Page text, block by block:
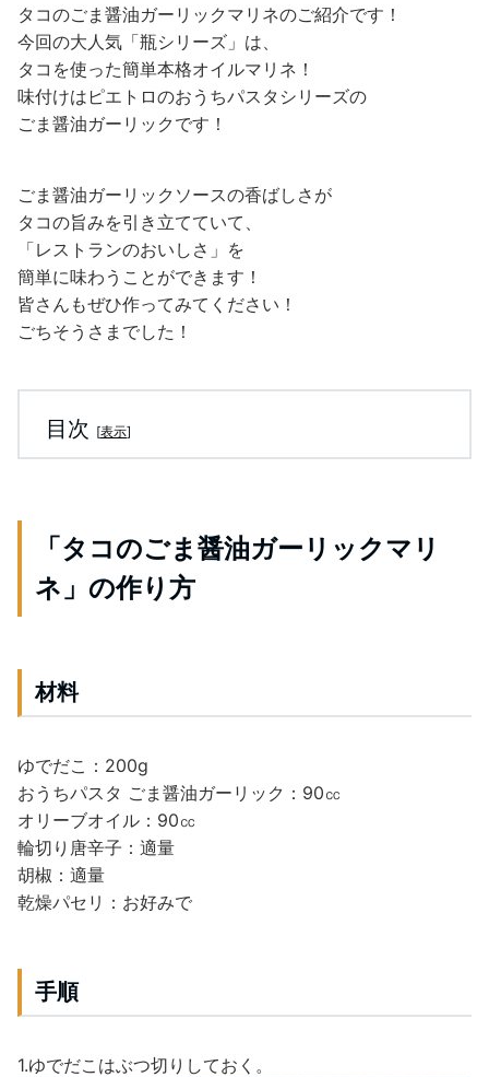
タコのごま醤油ガーリックマリネのご紹介です！
今回の大人気「瓶シリーズ」は、
タコを使った簡単本格オイルマリネ！
味付けはピエトロのおうちパスタシリーズの
ごま醤油ガーリックです！
ごま醤油ガーリックソースの香ばしさが
タコの旨みを引き立てていて、
「レストランのおいしさ」を
簡単に味わうことができます！
皆さんもぜひ作ってみてください！
ごちそうさまでした！
目次 [表示]
「タコのごま醤油ガーリックマリ
ネ」の作り方
材料
ゆでだこ：200g
おうちパスタ ごま醤油ガーリック：90㏄
オリーブオイル：90㏄
輪切り唐辛子：適量
胡椒：適量
乾燥パセリ：お好みで
手順
1.ゆでだこはぶつ切りしておく。